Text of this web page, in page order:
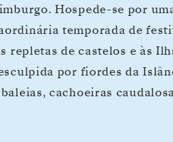
Hospede-se por
temporada de
repletas de castelos e às
por fiordes da
cachoeiras